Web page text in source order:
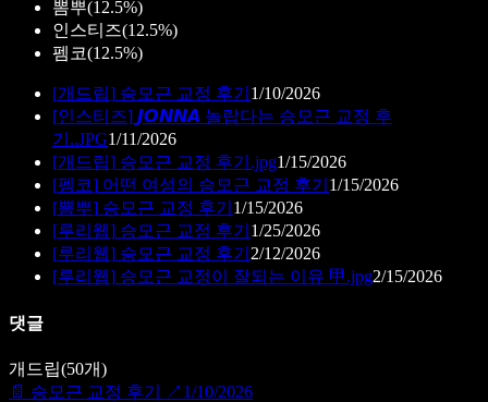
뽐뿌(12.5%)
인스티즈(12.5%)
펨코(12.5%)
[개드립] 승모근 교정 후기 1/10/2026
[인스티즈] 𝙅𝙊𝙉𝙉𝘼 놀랍다는 승모근 교정 후
기..JPG1/11/2026
[개드립] 승모근 교정 후기.jpg1/15/2026
[펨코] 어떤 여성의 승모근 교정 후기 1/15/2026
[뽐뿌] 승모근 교정 후기 1/15/2026
[루리웹] 승모근 교정 후기 1/25/2026
[루리웹] 승모근 교정 후기 2/12/2026
[루리웹] 승모근 교정이 잘되는 이유 甲.jpg2/15/2026
댓글
개드립(50개)
📄 승모근 교정 후기 ↗ 1/10/2026